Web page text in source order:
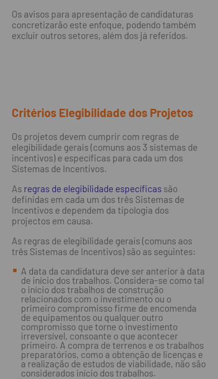
Os avisos para apresentação de candidaturas
concretizarão este enfoque, podendo também
excluir outros setores, além dos já referidos.
Critérios Elegibilidade dos Projetos
Os projetos devem cumprir com regras de
elegibilidade gerais (comuns aos 3 sistemas de
incentivos) e específicas para cada um dos
Sistemas de Incentivos.
As regras de elegibilidade específicas são
definidas em cada um dos três Sistemas de
Incentivos e dependem da tipologia dos
projectos em causa.
As regras de elegibilidade gerais (comuns aos
três Sistemas de Incentivos) são as seguintes:
A data da candidatura deve ser anterior à data
de início dos trabalhos. Considera-se como tal
o início dos trabalhos de construção
relacionados com o investimento ou o
primeiro compromisso firme de encomenda
de equipamentos ou qualquer outro
compromisso que torne o investimento
irreversível, consoante o que acontecer
primeiro. A compra de terrenos e os trabalhos
preparatórios, como a obtenção de licenças e
a realização de estudos de viabilidade, não são
considerados início dos trabalhos.